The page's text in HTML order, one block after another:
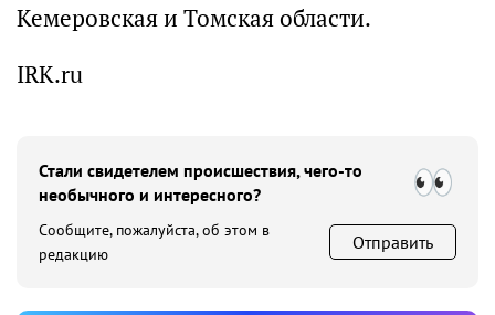
Кемеровская и Томская области.
IRK.ru
Стали свидетелем происшествия, чего-то
необычного и интересного?
Сообщите, пожалуйста, об этом в
редакцию
Отправить